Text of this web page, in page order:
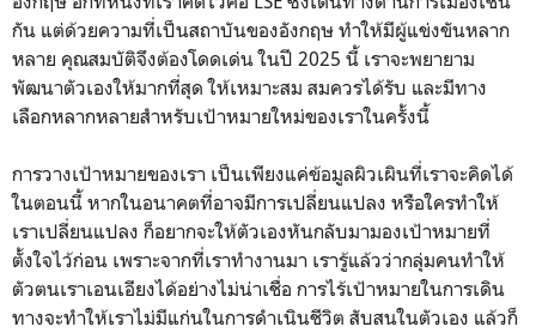
กัน แต่ด้วยความที่เป็นสถาบันของอังกฤษ ทำให้มีผู้แข่งขันหลาก
หลาย คุณสมบัติจึงต้องโดดเด่น ในปี 2025 นี้ เราจะพยายาม
พัฒนาตัวเองให้มากที่สุด ให้เหมาะสม สมควรได้รับ และมีทาง
เลือกหลากหลายสำหรับเป้าหมายใหม่ของเราในครั้งนี้
การวางเป้าหมายของเรา เป็นเพียงแค่ข้อมูลผิวเผินที่เราจะคิดได้
ในตอนนี้ หากในอนาคตที่อาจมีการเปลี่ยนแปลง หรือใครทำให้
เราเปลี่ยนแปลง ก็อยากจะให้ตัวเองหันกลับมามองเป้าหมายที่
ตั้งใจไว้ก่อน เพราะจากที่เราทำงานมา เรารู้แล้วว่ากลุ่มคนทำให้
ตัวตนเราเอนเอียงได้อย่างไม่น่าเชื่อ การไร้เป้าหมายในการเดิน
ทางจะทำให้เราไม่มีแก่นในการดำเนินชีวิต สับสนในตัวเอง แล้วก็